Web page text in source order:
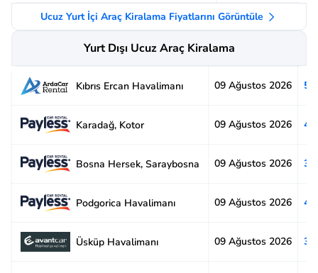
Ucuz Yurt İçi Araç Kiralama Fiyatlarını Görüntüle
Yurt Dışı Ucuz Araç Kiralama
Kıbrıs Ercan Havalimanı 09 Ağustos 2026
Karadağ, Kotor 09 Ağustos 2026
Bosna Hersek, Saraybosna 09 Ağustos 2026
Podgorica Havalimanı 09 Ağustos 2026
Üsküp Havalimanı 09 Ağustos 2026